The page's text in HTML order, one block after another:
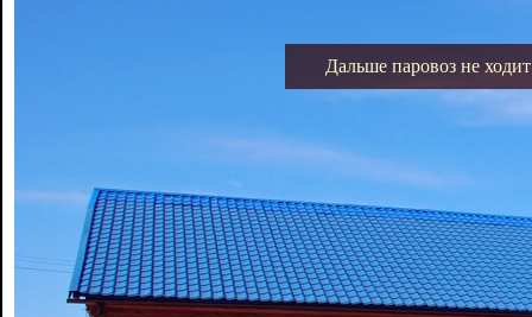
Дальше паровоз не ходит